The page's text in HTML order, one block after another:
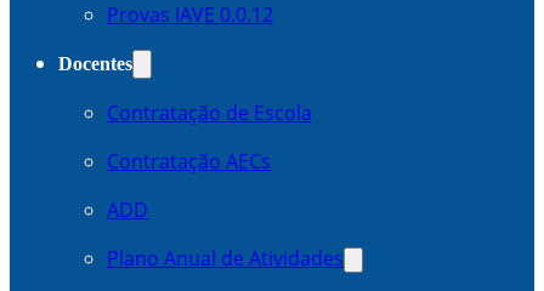
Provas IAVE 0.0.12
Docentes
Contratação de Escola
Contratação AECs
ADD
Plano Anual de Atividades